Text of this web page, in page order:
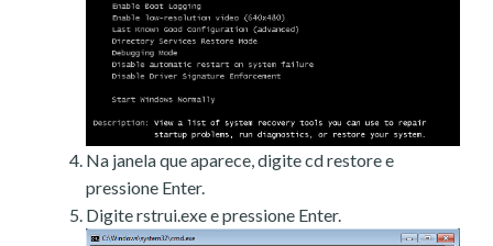
Na janela que aparece, digite cd restore e
pressione Enter.
Digite rstrui.exe e pressione Enter.